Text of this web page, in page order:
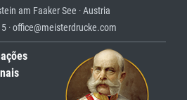
am Faaker See · Austria
· office@meisterdrucke.com